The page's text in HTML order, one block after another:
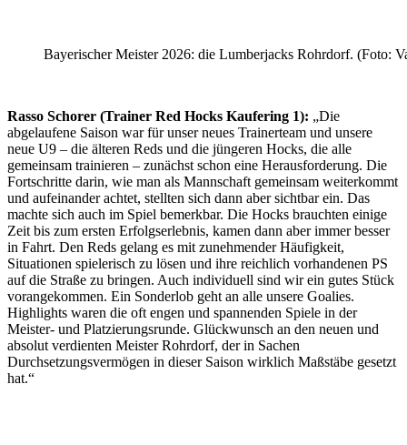
Bayerischer Meister 2026: die Lumberjacks Rohrdorf. (Foto:
Rasso Schorer (Trainer Red Hocks Kaufering 1): „Die
abgelaufene Saison war für unser neues Trainerteam und unsere
neue U9 – die älteren Reds und die jüngeren Hocks, die alle
gemeinsam trainieren – zunächst schon eine Herausforderung. Die
Fortschritte darin, wie man als Mannschaft gemeinsam weiterkommt
und aufeinander achtet, stellten sich dann aber sichtbar ein. Das
machte sich auch im Spiel bemerkbar. Die Hocks brauchten einige
Zeit bis zum ersten Erfolgserlebnis, kamen dann aber immer besser
in Fahrt. Den Reds gelang es mit zunehmender Häufigkeit,
Situationen spielerisch zu lösen und ihre reichlich vorhandenen PS
auf die Straße zu bringen. Auch individuell sind wir ein gutes Stück
vorangekommen. Ein Sonderlob geht an alle unsere Goalies.
Highlights waren die oft engen und spannenden Spiele in der
Meister- und Platzierungsrunde. Glückwunsch an den neuen und
absolut verdienten Meister Rohrdorf, der in Sachen
Durchsetzungsvermögen in dieser Saison wirklich Maßstäbe gesetzt
hat.“